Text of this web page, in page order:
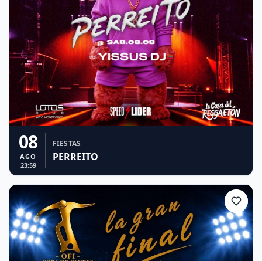
08
AGO
23:59
FIESTAS
PERREITO